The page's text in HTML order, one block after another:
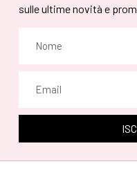
sulle ultime novità e